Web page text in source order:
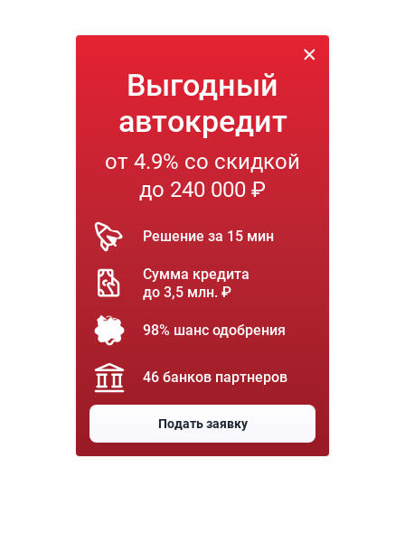
Выгодный
автокредит
от 4.9% со скидкой
до 240 000 ₽
Решение за 15 мин
Сумма кредита
до 3,5 млн. ₽
98% шанс одобрения
46 банков партнеров
Подать заявку